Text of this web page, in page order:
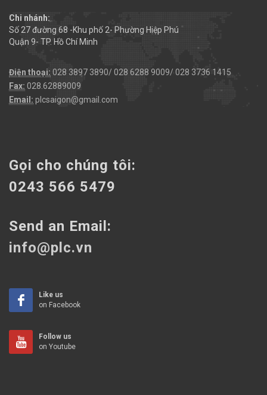
Chi nhánh:
Số 27 đường 68 -Khu phố 2- Phường Hiệp Phú
Quận 9- TP. Hồ Chí Minh
Điện thoại: 028 3897 3890/ 028 6288 9009/ 028 3736 1415
Fax: 028.62889009
Email: plcsaigon@gmail.com
Gọi cho chúng tôi:
0243 566 5479
Send an Email:
info@plc.vn
Like us
on Facebook
Follow us
on Youtube